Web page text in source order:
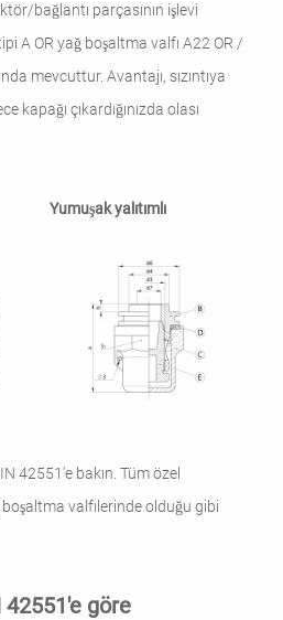
bağlantı parçasının işlevi
A OR yağ boşaltma valfı A22 OR /
mevcuttur. Avantajı, sızıntıya
kapağı çıkardığınızda olası
yalıtımlı
42551'e bakın. Tüm özel
valfılerinde olduğu gibi
42551'e göre